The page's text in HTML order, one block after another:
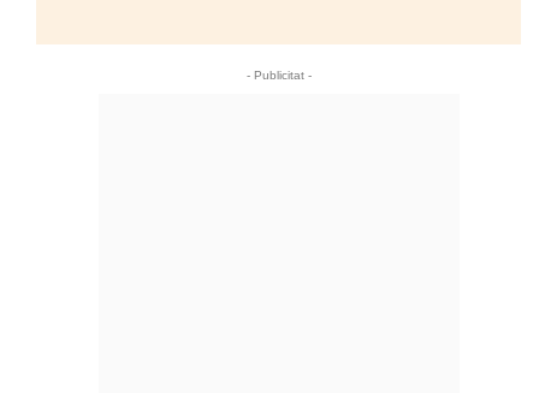
- Publicitat -